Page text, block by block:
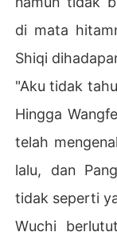
di mata
Shiqi
"Aku tidak
Hingga
telah
lalu, dan
tidak seperti
Wuchi